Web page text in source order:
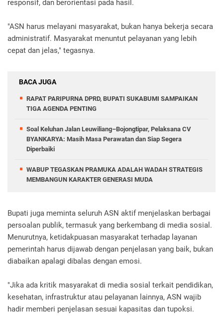
responsif, dan berorientasi pada hasil.
"ASN harus melayani masyarakat, bukan hanya bekerja secara
administratif. Masyarakat menuntut pelayanan yang lebih
cepat dan jelas," tegasnya.
BACA JUGA
RAPAT PARIPURNA DPRD, BUPATI SUKABUMI SAMPAIKAN
TIGA AGENDA PENTING
Soal Keluhan Jalan Leuwiliang–Bojongtipar, Pelaksana CV
BYANKARYA: Masih Masa Perawatan dan Siap Segera
Diperbaiki
WABUP TEGASKAN PRAMUKA ADALAH WADAH STRATEGIS
MEMBANGUN KARAKTER GENERASI MUDA
Bupati juga meminta seluruh ASN aktif menjelaskan berbagai
persoalan publik, termasuk yang berkembang di media sosial.
Menurutnya, ketidakpuasan masyarakat terhadap layanan
pemerintah harus dijawab dengan penjelasan yang baik, bukan
diabaikan apalagi dibalas dengan emosi.
"Jika ada kritik masyarakat di media sosial terkait pendidikan,
kesehatan, infrastruktur atau pelayanan lainnya, ASN wajib
hadir memberi penjelasan sesuai kapasitas dan tupoksi.